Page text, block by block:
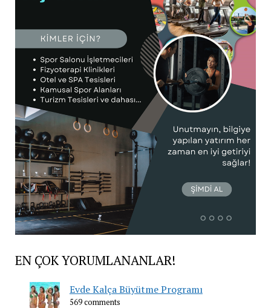
EN ÇOK YORUMLANANLAR!
Evde Kalça Büyütme Programı
569 comments